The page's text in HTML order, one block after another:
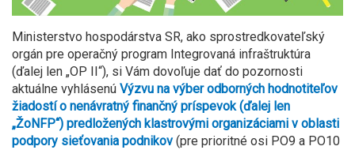
Ministerstvo hospodárstva SR, ako sprostredkovateľský
orgán pre operačný program Integrovaná infraštruktúra
(ďalej len „OP II“), si Vám dovoľuje dať do pozornosti
aktuálne vyhlásenú Výzvu na výber odborných hodnotiteľov
žiadostí o nenávratný finančný príspevok (ďalej len
„ŽoNFP“) predložených klastrovými organizáciami v oblasti
podpory sieťovania podnikov (pre prioritné osi PO9 a PO10